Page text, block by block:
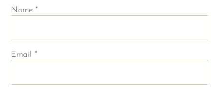
Nome*
Email *